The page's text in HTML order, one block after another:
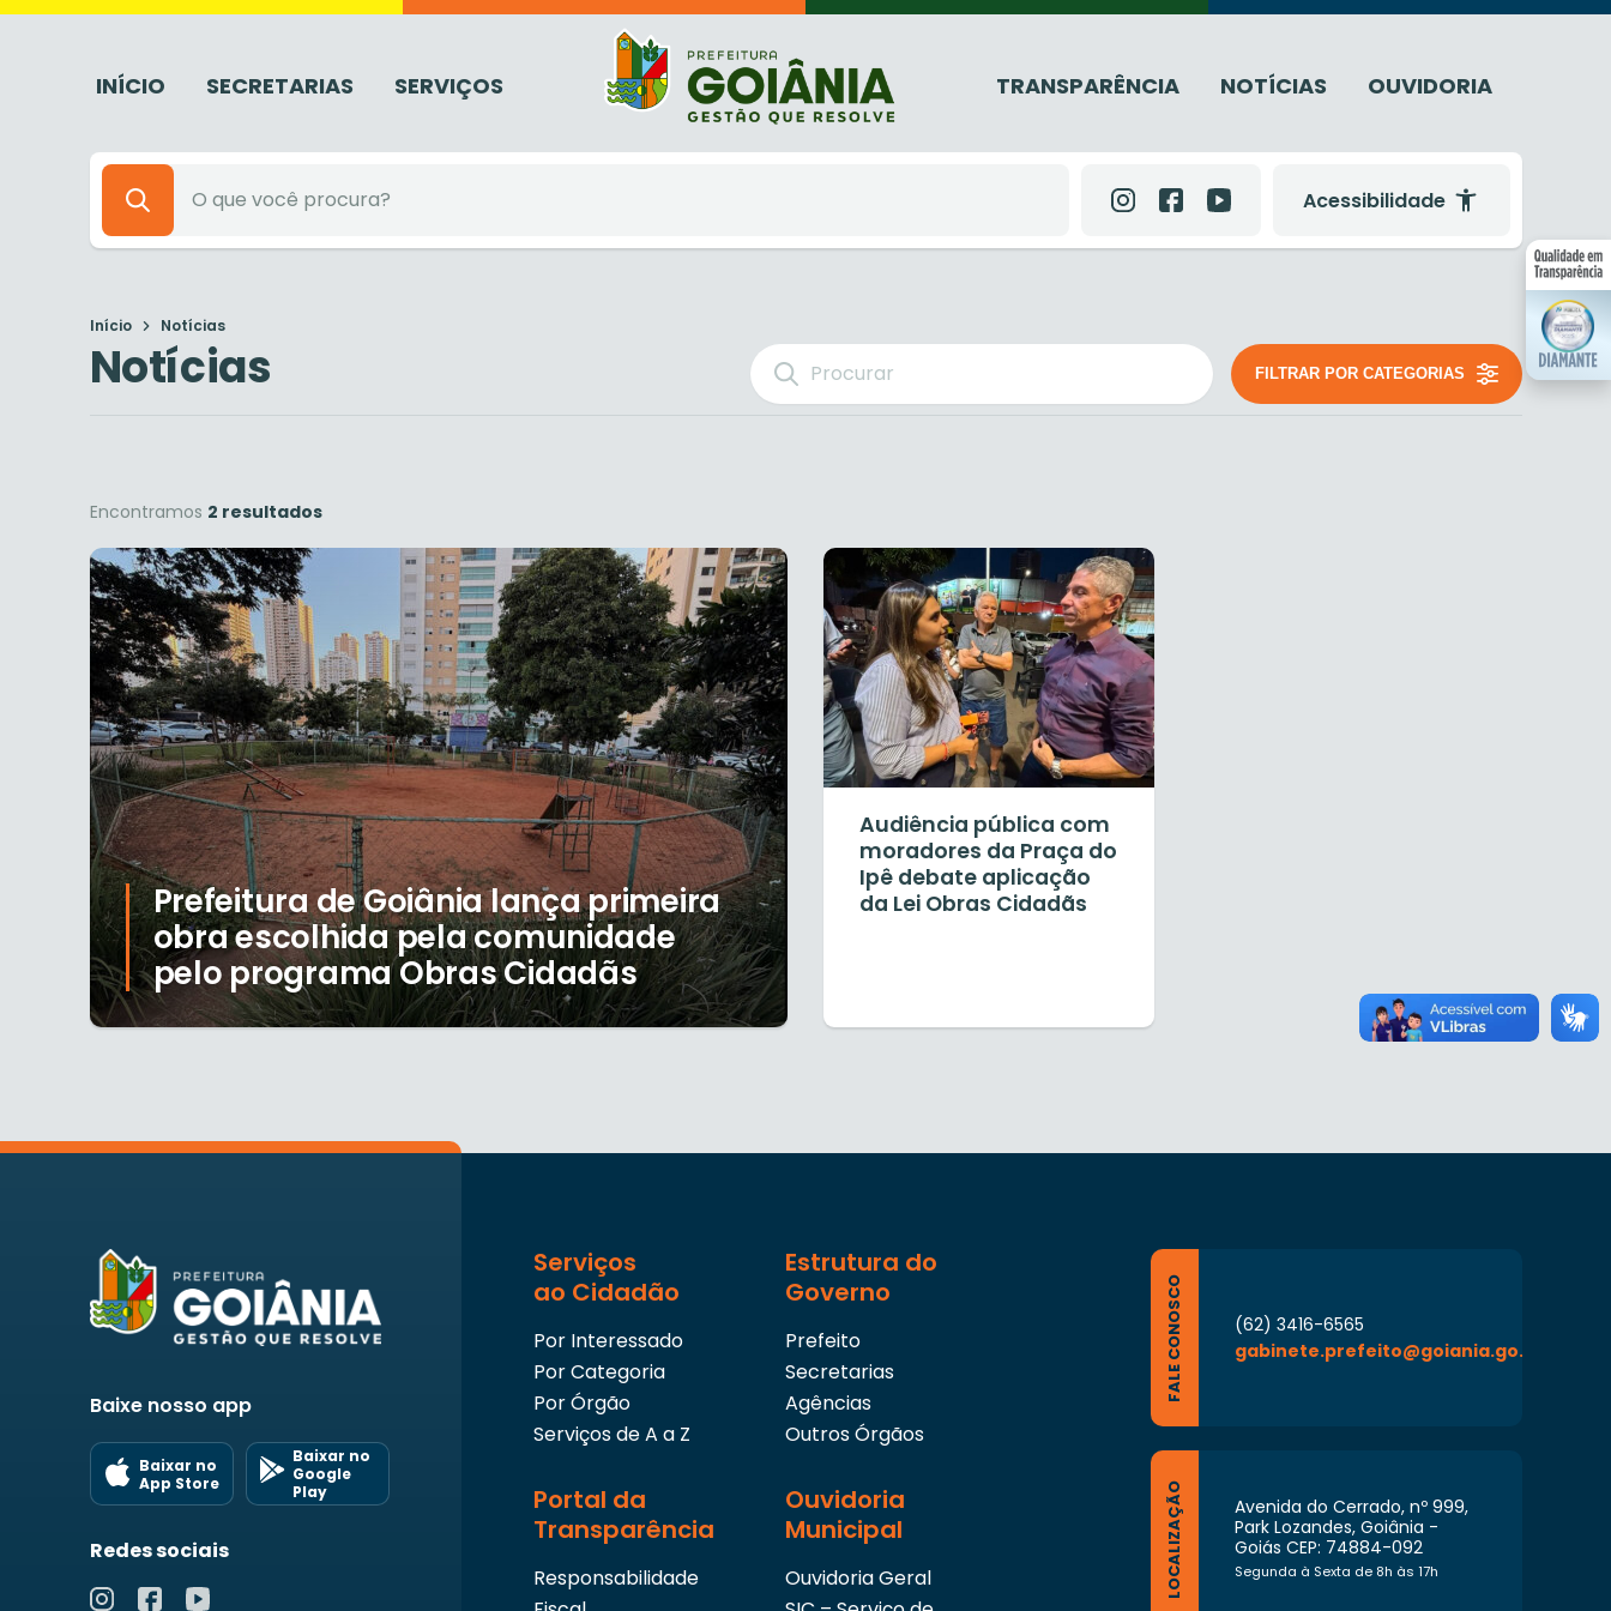
INÍCIO SECRETARIAS SERVIÇOS TRANSPARÊNCIA NOTÍCIAS OUVIDORIA
Acessibilidade
Início Notícias
Notícias FILTRAR POR CATEGORIAS
Encontramos 2 resultados
Prefeitura de Goiânia lança primeira
obra escolhida pela comunidade
pelo programa Obras Cidadãs
Audiência pública com
moradores da Praça do
Ipê debate aplicação
da Lei Obras Cidadãs
Baixe nosso app
Baixar no
App Store
Baixar no
Google
Play
Redes sociais
Serviços
ao Cidadão
Por Interessado
Por Categoria
Por Órgão
Serviços de A a Z
Estrutura do
Governo
Prefeito
Secretarias
Agências
Outros Órgãos
Portal da
Transparência
Responsabilidade
Ouvidoria
Municipal
Ouvidoria Geral
FALE CONOSCO
(62) 3416-6565
gabinete.prefeito@goiania.go.gov.br
LOCALIZAÇÃO
Avenida do Cerrado, nº 999,
Park Lozandes, Goiânia -
Goiás CEP: 74884-092
Segunda à Sexta de 8h às 17h